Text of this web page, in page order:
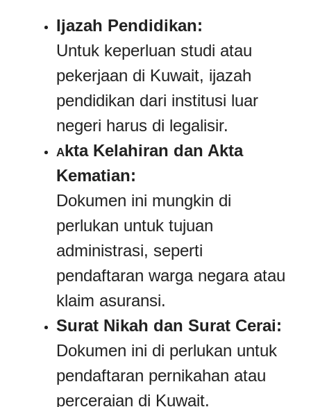
Ijazah Pendidikan:
Untuk keperluan studi atau
pekerjaan di Kuwait, ijazah
pendidikan dari institusi luar
negeri harus di legalisir.
Akta Kelahiran dan Akta
Kematian:
Dokumen ini mungkin di
perlukan untuk tujuan
administrasi, seperti
pendaftaran warga negara atau
klaim asuransi.
Surat Nikah dan Surat Cerai:
Dokumen ini di perlukan untuk
pendaftaran pernikahan atau
perceraian di Kuwait.